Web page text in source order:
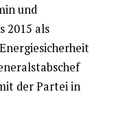
und
2015 als
der Partei in